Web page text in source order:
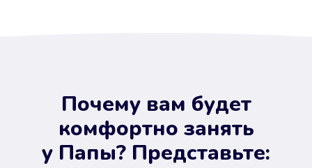
Почему вам будет
комфортно занять
у Папы? Представьте: